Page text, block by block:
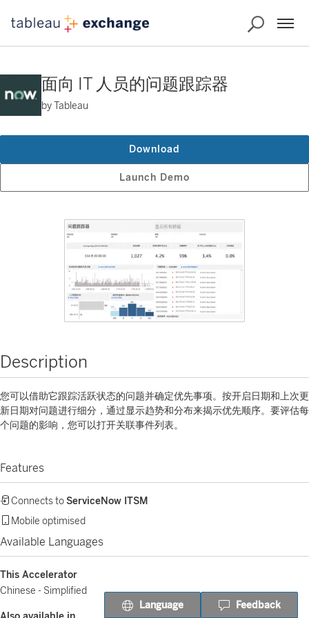
面向 IT 人员的问题跟踪器
by Tableau
Launch Demo
Download
Description
您可以借助它跟踪活跃状态的问题并确定优先事项。按开启日期和上次更
新日期对问题进行细分，通过显示趋势和分布来揭示优先顺序。要评估每
个问题的影响，您可以打开关联事件列表。
Features
Connects toServiceNow ITSM
Mobile optimised
Available Languages
This Accelerator
Chinese - Simplified
Language Feedback